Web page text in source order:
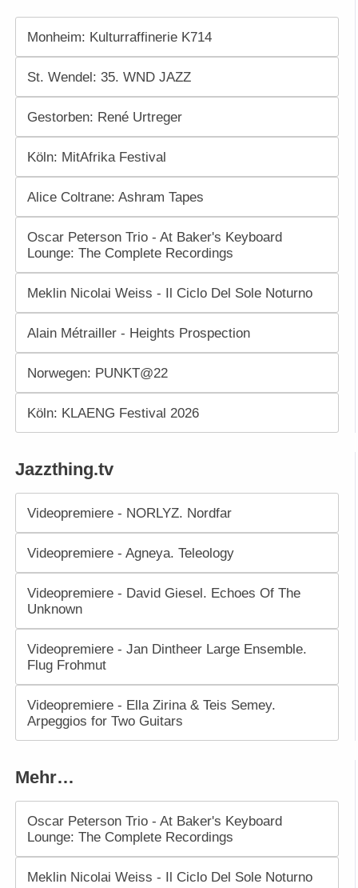
Monheim: Kulturraffinerie K714
St. Wendel: 35. WND JAZZ
Gestorben: René Urtreger
Köln: MitAfrika Festival
Alice Coltrane: Ashram Tapes
Oscar Peterson Trio - At Baker's Keyboard
Lounge: The Complete Recordings
Meklin Nicolai Weiss - Il Ciclo Del Sole Noturno
Alain Métrailler - Heights Prospection
Norwegen: PUNKT@22
Köln: KLAENG Festival 2026
Jazzthing.tv
Videopremiere - NORLYZ. Nordfar
Videopremiere - Agneya. Teleology
Videopremiere - David Giesel. Echoes Of The
Unknown
Videopremiere - Jan Dintheer Large Ensemble.
Flug Frohmut
Videopremiere - Ella Zirina & Teis Semey.
Arpeggios for Two Guitars
Mehr…
Oscar Peterson Trio - At Baker's Keyboard
Lounge: The Complete Recordings
Meklin Nicolai Weiss - Il Ciclo Del Sole Noturno